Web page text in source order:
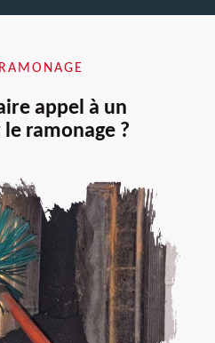
appel à un
ramonage ?